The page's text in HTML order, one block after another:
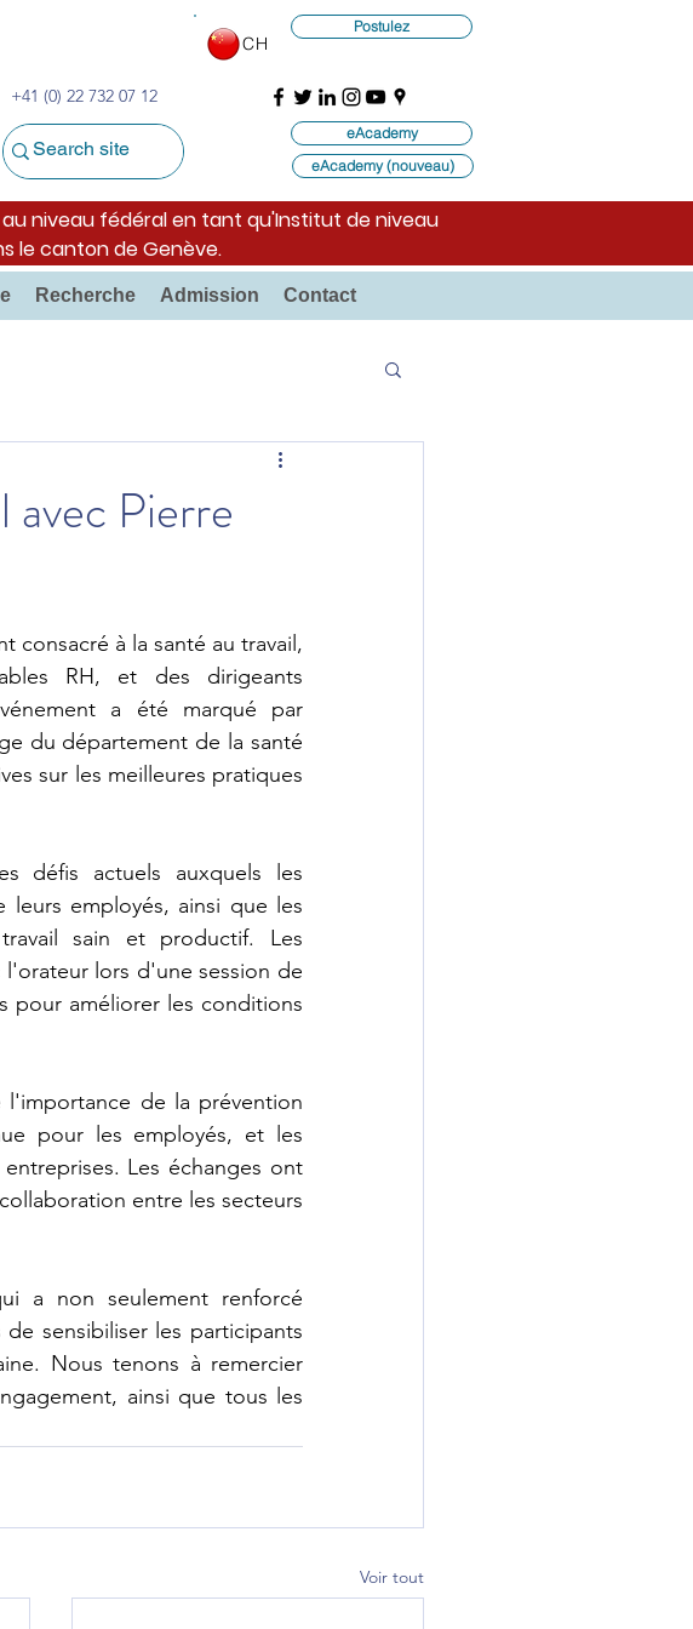
+41 (0) 22 732 07 12
CH
Postulez
eAcademy
eAcademy (nouveau)
niveau fédéral en tant qu'Institut de niveau
le canton de Genève.
Recherche Admission Contact
avec Pierre
consacré à la santé au travail,
RH, et des dirigeants
a été marqué par
du département de la santé
sur les meilleures pratiques
défis actuels auxquels les
employés, ainsi que les
sain et productif. Les
lors d'une session de
pour améliorer les conditions
l'importance de la prévention
pour les employés, et les
Les échanges ont
entre les secteurs
a non seulement renforcé
sensibiliser les participants
Nous tenons à remercier
ainsi que tous les
Voir tout